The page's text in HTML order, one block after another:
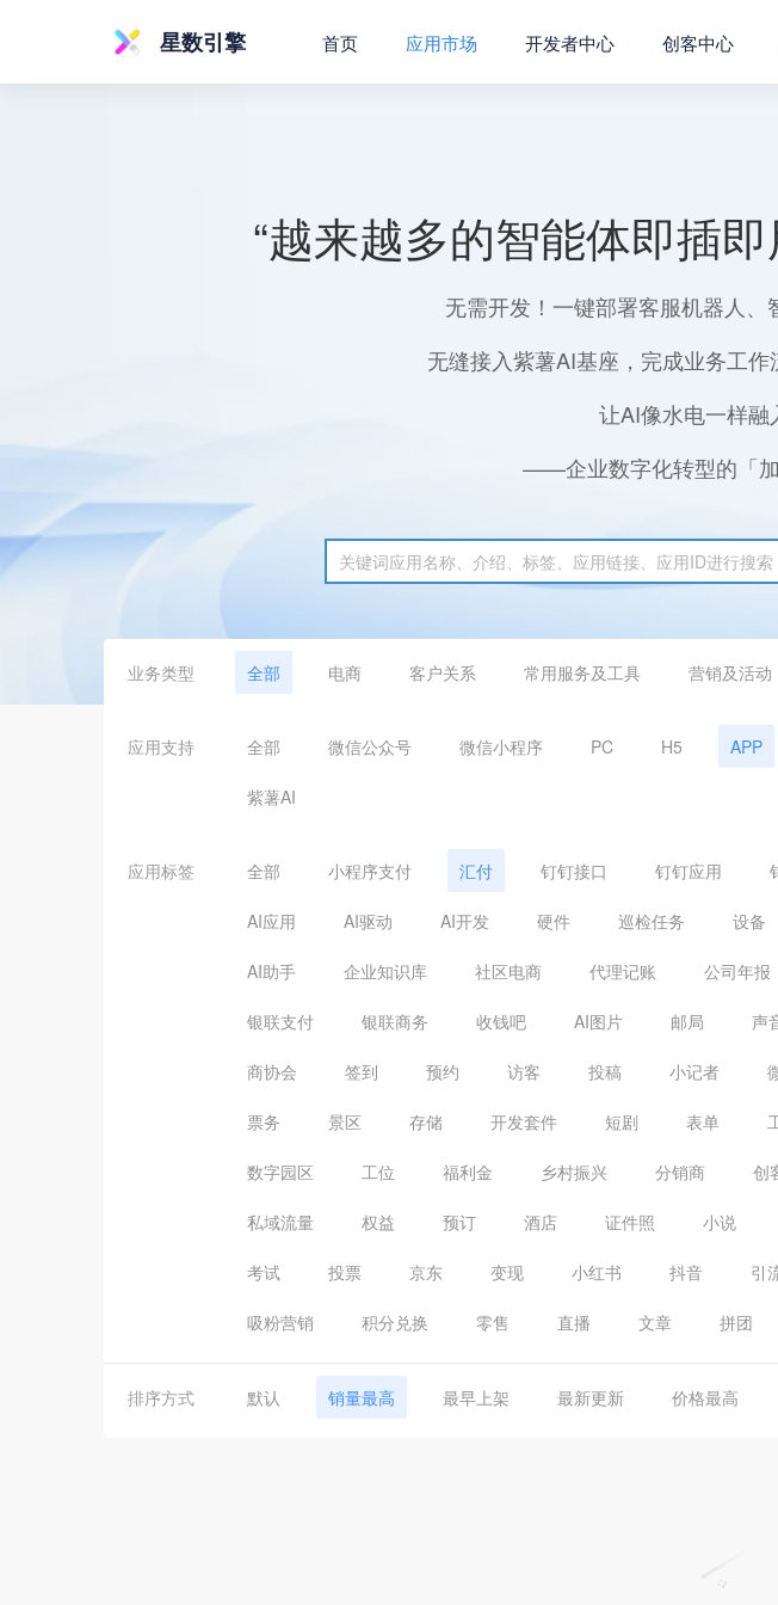
星数引擎 首页 应用市场 开发者中心 创客中心
“越来越多的智能体即插
无需开发！一键部署客服机器人、
无缝接入紫薯AI基座，完成业务工
让AI像水电一样融
——企业数字化转型的「加
业务类型 全部 电商 客户关系 常用服务及工具 营销及活动
应用支持 全部 微信公众号 微信小程序 PC H5 APP
紫薯AI
应用标签 全部 小程序支付 汇付 钉钉接口 钉钉应用
AI应用 AI驱动 AI开发 硬件 巡检任务 设备
AI助手 企业知识库 社区电商 代理记账 公司年报
银联支付 银联商务 收钱吧 AI图片 邮局 声
商协会 签到 预约 访客 投稿 小记者
票务 景区 存储 开发套件 短剧 表单
数字园区 工位 福利金 乡村振兴 分销商 创
私域流量 权益 预订 酒店 证件照 小说
考试 投票 京东 变现 小红书 抖音 引
吸粉营销 积分兑换 零售 直播 文章 拼团
排序方式 默认 销量最高 最早上架 最新更新 价格最高